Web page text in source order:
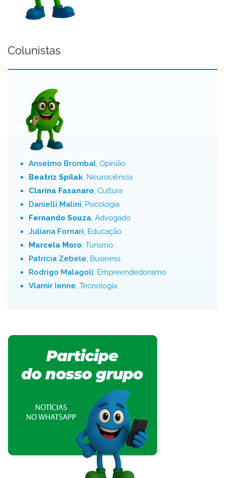
Colunistas
Anselmo Brombal, Opinião
Beatriz Spilak, Neurociência
Clarina Fasanaro, Cultura
Danielli Malini, Psicologia
Fernando Souza, Advogado
Juliana Fornari, Educação
Marcela Moro, Turismo
Patrícia Zebele, Business
Rodrigo Malagoli, Empreendedorismo
Vlamir Ienne, Tecnologia